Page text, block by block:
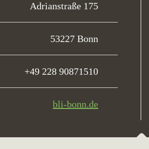
Adrianstraße 175
53227 Bonn
+49 228 90871510
bli-bonn.de